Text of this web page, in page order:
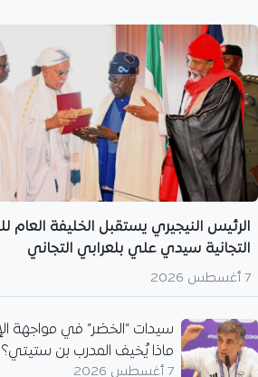
الرئيس النيجيري يستقبل الخليفة العام
التجانية سيدي علي بلعرابي التجاني
7 أغسطس 2026
سيدات “الخضر” في مواجهة
ماذا يُخيف المدرب بن ستيتي؟
7 أغسطس 2026